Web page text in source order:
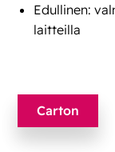
Edullinen:
laitteilla
Carton